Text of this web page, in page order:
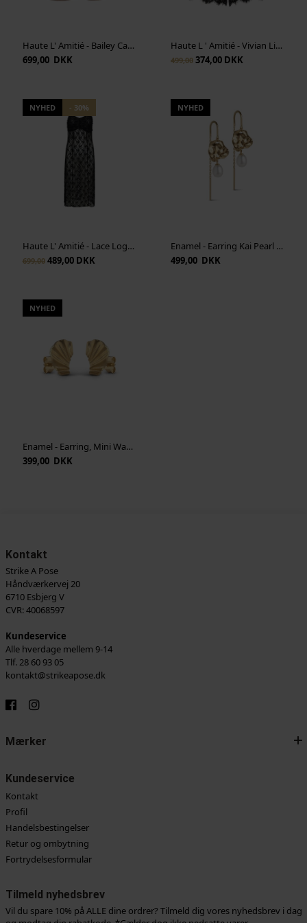
Haute L' Amitié - Bailey Cargo Midi Skirt - Dessert
699,00 DKK
Haute L ' Amitié - Vivian Lingerie Shorts - Pearl
499,00 374,00 DKK
NYHED - 30%
Haute L' Amitié - Lace Logo Strap Dress - Black
699,00489,00 DKK
NYHED
Enamel - Earring Kai Pearl - Guld
499,00 DKK
NYHED
Enamel - Earring, Mini Wave - Guld
399,00 DKK
Kontakt
Strike A Pose
Håndværkervej 20
6710 Esbjerg V
CVR: 40068597
Kundeservice
Alle hverdage mellem 9-14
Tlf. 28 60 93 05
kontakt@strikeapose.dk
Mærker
Kundeservice
Kontakt
Profil
Handelsbestingelser
Retur og ombytning
Fortrydelsesformular
Tilmeld nyhedsbrev
Vil du spare 10% på ALLE dine ordrer? Tilmeld dig vores nyhedsbrev i dag